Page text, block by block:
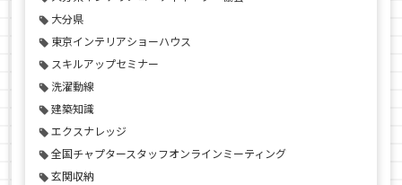
大分県
東京インテリアショーハウス
スキルアップセミナー
洗濯動線
建築知識
エクスナレッジ
全国チャプタースタッフオンラインミーティング
玄関収納